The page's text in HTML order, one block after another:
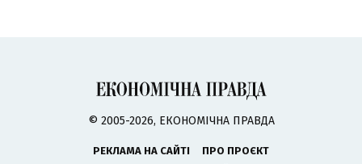
© 2005-2026, ЕКОНОМІЧНА ПРАВДА
РЕКЛАМА НА САЙТІ
ПРО ПРОЄКТ